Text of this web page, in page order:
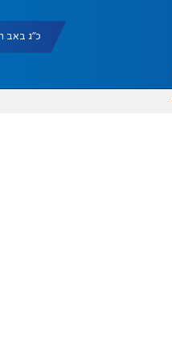
כ"ג באב תשפ"ו